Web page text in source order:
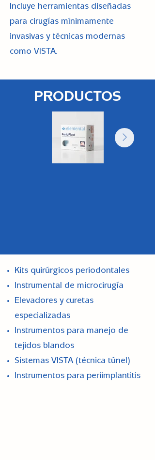
Incluye herramientas diseñadas
para cirugías mínimamente
invasivas y técnicas modernas
como VISTA.
PRODUCTOS
Kits quirúrgicos periodontales
Instrumental de microcirugía
Elevadores y curetas
especializadas
Instrumentos para manejo de
tejidos blandos
Sistemas VISTA (técnica túnel)
Instrumentos para periimplantitis